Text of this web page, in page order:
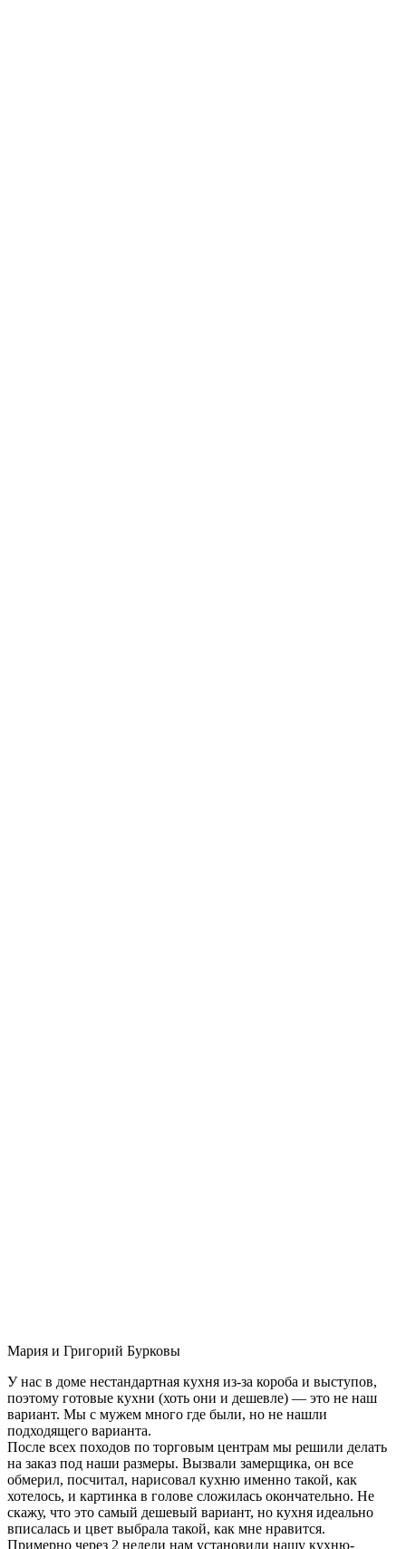
Мария и Григорий Бурковы
У нас в доме нестандартная кухня из-за короба и выступов,
поэтому готовые кухни (хоть они и дешевле) — это не наш
вариант. Мы с мужем много где были, но не нашли
подходящего варианта.
После всех походов по торговым центрам мы решили делать
на заказ под наши размеры. Вызвали замерщика, он все
обмерил, посчитал, нарисовал кухню именно такой, как
хотелось, и картинка в голове сложилась окончательно. Не
скажу, что это самый дешевый вариант, но кухня идеально
вписалась и цвет выбрала такой, как мне нравится.
Примерно через 2 недели нам установили нашу кухню-